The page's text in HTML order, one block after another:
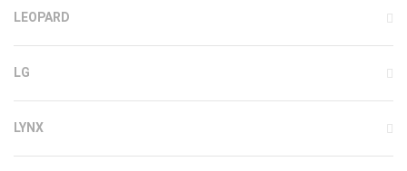
LEOPARD
LG
LYNX